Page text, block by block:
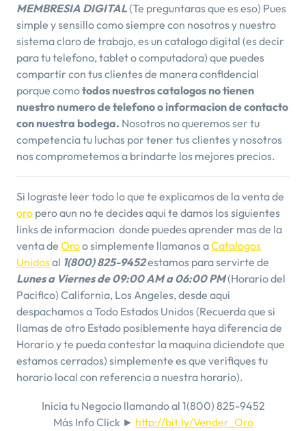
MEMBRESIA DIGITAL(Te preguntaras que es eso) Pues
simple y sensillo como siempre con nosotros y nuestro
sistema claro de trabajo, es un catalogo digital (es decir
para tu telefono, tablet o computadora) que puedes
compartir con tus clientes de manera confidencial
porque comotodos nuestros catalogos no tienen
nuestro numero de telefono o informacion de contacto
con nuestra bodega. Nosotros no queremos ser tu
competencia tu luchas por tener tus clientes y nosotros
nos comprometemos a brindarte los mejores precios.
Si lograste leer todo lo que te explicamos de la venta de
oro pero aun no te decides aqui te damos los siguientes
links de informacion donde puedes aprender mas de la
venta de Oroo simplemente llamanos aCatalogos
Unidosal 1(800) 825-9452estamos para servirte de
Lunes a Viernes de 09:00 AM a 06:00 PM(Horario del
Pacifico) California, Los Angeles, desde aqui
despachamos a Todo Estados Unidos (Recuerda que si
llamas de otro Estado posiblemente haya diferencia de
Horario y te pueda contestar la maquina diciendote que
estamos cerrados) simplemente es que verifiques tu
horario local con referencia a nuestra horario).
Inicia tu Negocio llamando al 1(800) 825-9452
Más Info Click ► http://bit.ly/Vender_Oro